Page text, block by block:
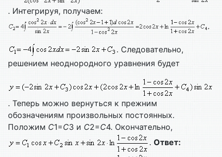
. Интегрируя, получаем:
. Следовательно,
решением неоднородного уравнения будет
. Теперь можно вернуться к прежним
обозначениям произвольных постоянных.
Положим С1=С3 и С2=С4. Окончательно,
. Ответ: